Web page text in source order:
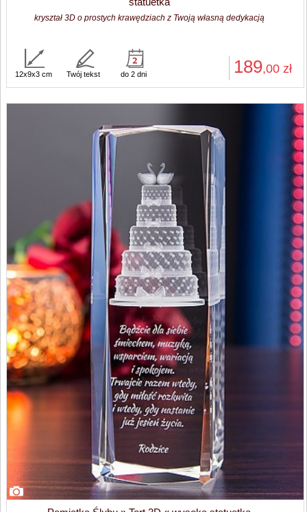
kryształ 3D o prostych krawędziach z Twoją własną dedykacją
189,00 zł
12x9x3 cm Twój tekst do 2 dni